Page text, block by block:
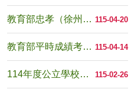
115-04-20
教育部忠孝（徐州）大樓職場互助教保服務中心（委託社...
115-04-14
教育部平時成績考核紀錄表
115-02-26
114年度公立學校退休教職員因調降退休所得挹注退撫...